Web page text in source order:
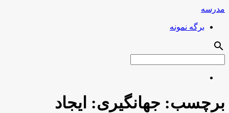
مدرسه
برگه نمونه
search
برچسب: جهانگیری: ایجاد